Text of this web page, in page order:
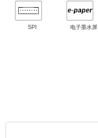
SPI 电子墨水屏